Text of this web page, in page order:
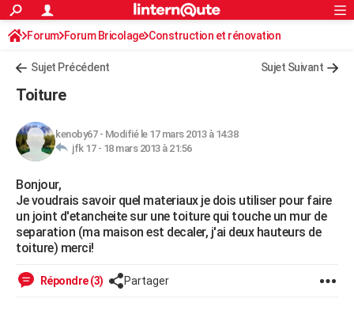
ACTUALITÉS
Politique
Société
Faits Divers
Education
Monde
Villes
+
Retraite
Impôts
Epargne
Immobilier
Risques naturels par ville
Banque
Assurance
Crédit
AUTO
HIGH-TECH
Mobiles
Meilleur smartphone
Internet
Ordinateurs
Jeux vidéo
Guide high-tech
+BRICOLAGE
Forum
Aménagement intérieur
Extérieur
Cuisine
Salle de bains
Jardinage
Rangement
WEEK-END
Guides de France
Escapades
Patrimoine
Expositions
Musées
Week-end nature
LIFESTYLE
Rechercher
S'inscrire
Connexion
Forum Forum Bricolage Construction et rénovation
Charpente, toiture, combles
Sujet Précédent Sujet Suivant
Toiture
kenoby67- Modifié le 17 mars 2013 à 14:38
jfk 17 - 18 mars 2013 à 21:56
Bonjour,
Je voudrais savoir quel materiaux je dois utiliser pour faire
un joint d'etancheite sur une toiture qui touche un mur de
separation (ma maison est decaler, j'ai deux hauteurs de
toiture) merci!
Répondre (3) Partager